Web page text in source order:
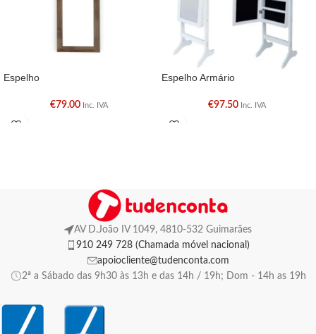
Espelho
€79.00 Inc. IVA
Espelho Armário
€97.50 Inc. IVA
AV D.João IV 1049, 4810-532 Guimarães
910 249 728 (Chamada móvel nacional)
apoiocliente@tudenconta.com
2ª a Sábado das 9h30 às 13h e das 14h / 19h; Dom - 14h as 19h